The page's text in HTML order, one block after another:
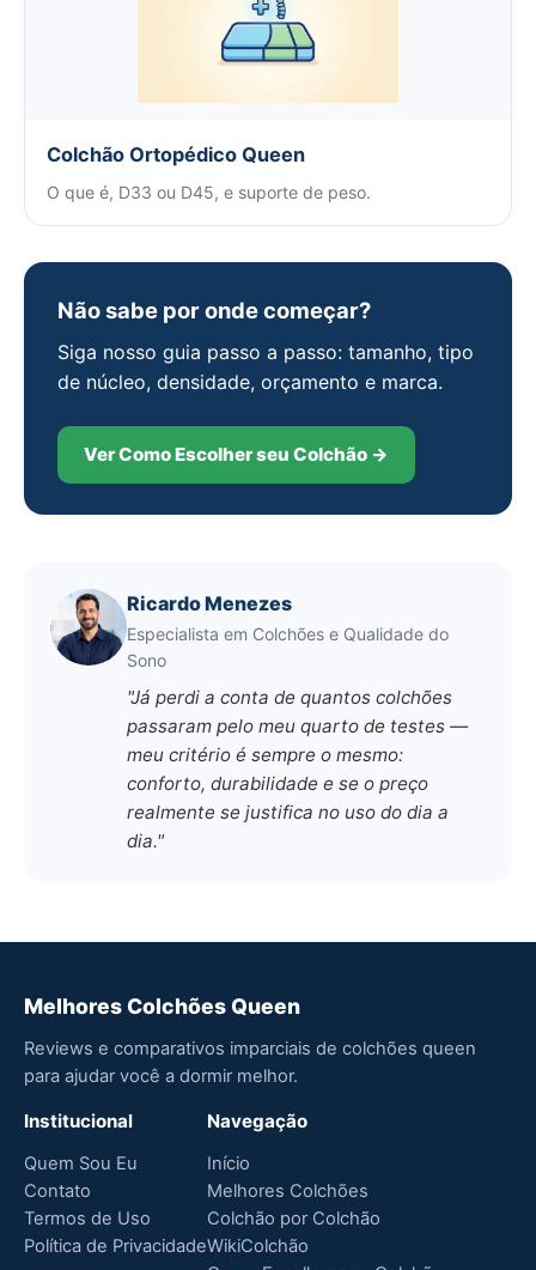
Colchão Ortopédico Queen
O que é, D33 ou D45, e suporte de peso.
Não sabe por onde começar?
Siga nosso guia passo a passo: tamanho, tipo
de núcleo, densidade, orçamento e marca.
Ver Como Escolher seu Colchão →
Ricardo Menezes
Especialista em Colchões e Qualidade do
Sono
"Já perdi a conta de quantos colchões
passaram pelo meu quarto de testes —
meu critério é sempre o mesmo:
conforto, durabilidade e se o preço
realmente se justifica no uso do dia a
dia."
Melhores Colchões Queen
Reviews e comparativos imparciais de colchões queen
para ajudar você a dormir melhor.
Institucional
Quem Sou Eu
Contato
Termos de Uso
Política de Privacidade
Navegação
Início
Melhores Colchões
Colchão por Colchão
WikiColchão